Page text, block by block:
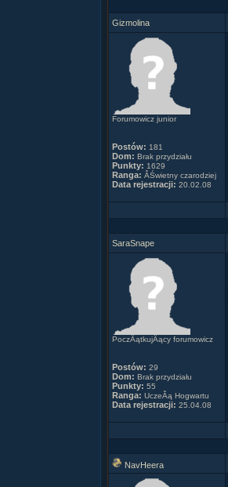
Gizmolina
Forumowicz junior
Postów: 181
Dom: Brak przydziału
Punkty: 1629
Ranga: ÂŚwietny czarodziej
Data rejestracji: 20.02.08
SaraSnape
PoczÂątkujÂący forumowicz
Postów: 29
Dom: Brak przydziału
Punkty: 55
Ranga: UczeĂą Hogwartu
Data rejestracji: 25.04.08
NavHeera